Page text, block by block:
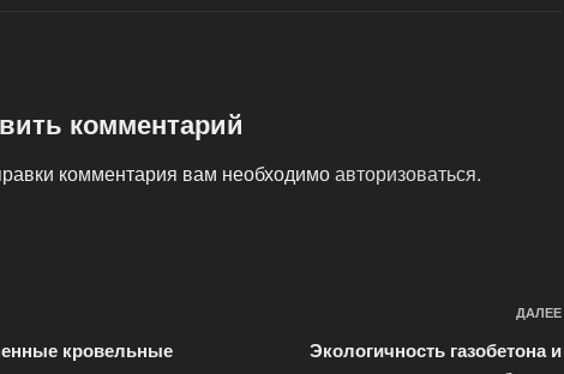
комментарий
комментария вам необходимоавторизоваться.
кровельные
ДАЛЕЕ
Экологичность газобетона и